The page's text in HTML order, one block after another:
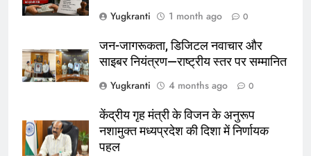
Yugkranti
1 month ago 0
जन-जागरूकता, डिजिटल नवाचार और
साइबर नियंत्रण—राष्ट्रीय स्तर पर सम्मानित
Yugkranti
4 months ago 0
केंद्रीय गृह मंत्री के विजन के अनुरूप
नशामुक्त मध्यप्रदेश की दिशा में निर्णायक
पहल